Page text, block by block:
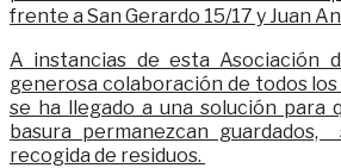
frente a San Gerardo 15/17 y Juan
A instancias de esta Asociación
generosa colaboración de todos
se ha llegado a una solución para
basura permanezcan
recogida de residuos.